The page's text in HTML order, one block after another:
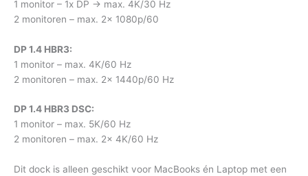
1 monitor – 1x DP → max. 4K/30 Hz
2 monitoren – max. 2x 1080p/60
DP 1.4 HBR3:
1 monitor – max. 4K/60 Hz
2 monitoren – max. 2x 1440p/60 Hz
DP 1.4 HBR3 DSC:
1 monitor – max. 5K/60 Hz
2 monitoren – max. 2x 4K/60 Hz
Dit dock is alleen geschikt voor MacBooks én Laptop met een